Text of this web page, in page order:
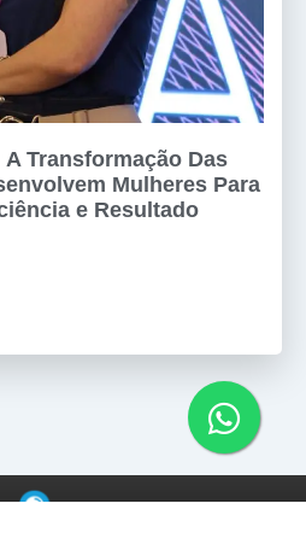
Transformação Das
Mulheres Para
e Resultado